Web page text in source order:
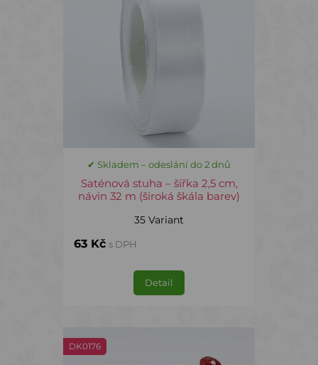
✔ Skladem – odeslání do 2 dnů
Saténová stuha – šířka 2,5 cm,
návin 32 m (široká škála barev)
35 Variant
63 Kč s DPH
Detail
DK0176